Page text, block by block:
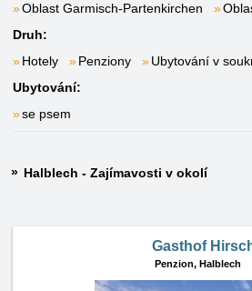
Oblast Garmisch-Partenkirchen
Druh:
Hotely
Penziony
Ubytování v
Ubytování:
se psem
Halblech - Zajímavosti v okolí
Gasthof
Penzion, Halblech